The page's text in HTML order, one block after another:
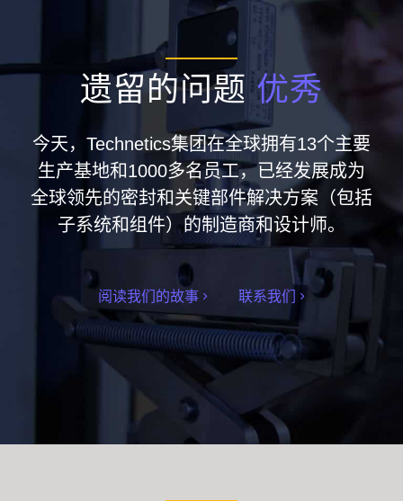
遗留的问题优秀
今天，Technetics集团在全球拥有13个主要
生产基地和1000多名员工，已经发展成为
全球领先的密封和关键部件解决方案（包括
子系统和组件）的制造商和设计师。
阅读我们的故事 联系我们